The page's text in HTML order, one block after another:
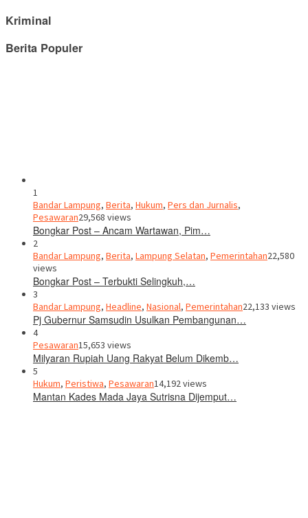
Kriminal
Berita Populer
1
Bandar Lampung, Berita, Hukum, Pers dan Jurnalis,
Pesawaran29,568 views
Bongkar Post – Ancam Wartawan, Pim…
2
Bandar Lampung, Berita, Lampung Selatan, Pemerintahan22,580
views
Bongkar Post – Terbukti Selingkuh,…
3
Bandar Lampung, Headline, Nasional, Pemerintahan22,133 views
Pj Gubernur Samsudin Usulkan Pembangunan…
4
Pesawaran15,653 views
Milyaran Rupiah Uang Rakyat Belum Dikemb…
5
Hukum, Peristiwa, Pesawaran14,192 views
Mantan Kades Mada Jaya Sutrisna Dijemput…